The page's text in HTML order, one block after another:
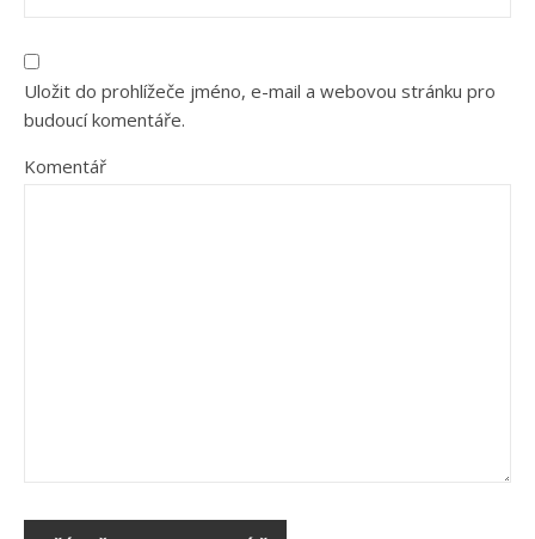
Uložit do prohlížeče jméno, e-mail a webovou stránku pro
budoucí komentáře.
Komentář